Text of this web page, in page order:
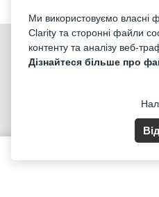
©2026 «KONTRAMARKA
85 Great Portland Street,
Ми використовуємо власні
Clarity та сторонні файли
контенту та аналізу веб-
Дізнайтеся більше про